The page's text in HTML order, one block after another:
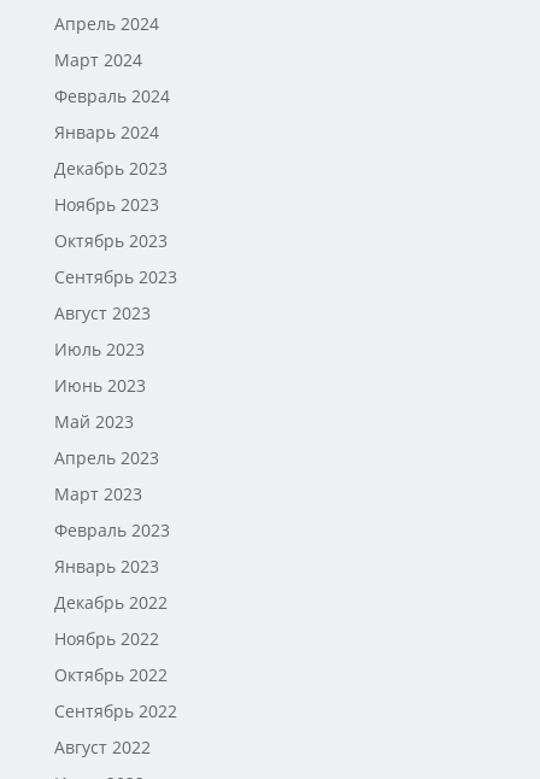
Апрель 2024
Март 2024
Февраль 2024
Январь 2024
Декабрь 2023
Ноябрь 2023
Октябрь 2023
Сентябрь 2023
Август 2023
Июль 2023
Июнь 2023
Май 2023
Апрель 2023
Март 2023
Февраль 2023
Январь 2023
Декабрь 2022
Ноябрь 2022
Октябрь 2022
Сентябрь 2022
Август 2022